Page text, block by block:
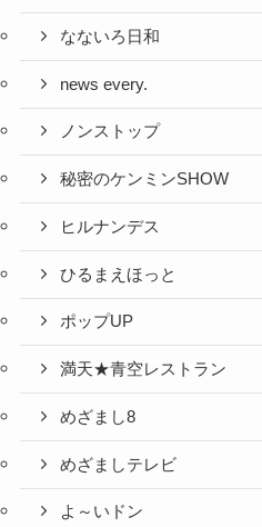
なないろ日和
news every.
ノンストップ
秘密のケンミンSHOW
ヒルナンデス
ひるまえほっと
ポップUP
満天★青空レストラン
めざまし8
めざましテレビ
よ～いドン